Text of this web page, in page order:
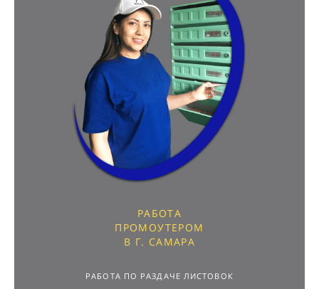
РАБОТА
ПРОМОУТЕРОМ
В Г. САМАРА
РАБОТА ПО РАЗДАЧЕ ЛИСТОВОК